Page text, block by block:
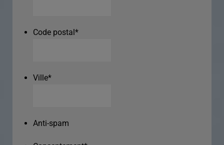
Code postal*
Ville*
Anti-spam